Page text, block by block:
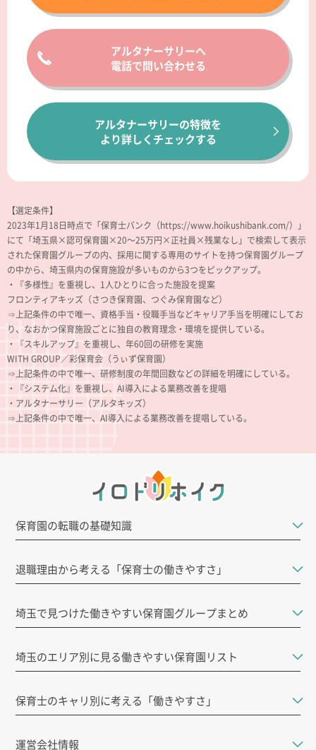
アルタナーサリーへ
電話で問い合わせる
アルタナーサリーの特徴を
より詳しくチェックする
【選定条件】
2023年1月18日時点で「保育士バンク（https://www.hoikushibank.com/）」
にて「埼玉県×認可保育園×20～25万円×正社員×残業なし」で検索して表示
された保育園グループの内、採用に関する専用のサイトを持つ保育園グループ
の中から、埼玉県内の保育施設が多いものから3つをピックアップ。
・『多様性』を重視し、1人ひとりに合った施設を提案
フロンティアキッズ（さつき保育園、つぐみ保育園など）
⇒上記条件の中で唯一、資格手当・役職手当などキャリア手当を明確にしてお
り、なおかつ保育施設ごとに独自の教育理念・環境を提供している。
・『スキルアップ』を重視し、年60回の研修を実施
WITH GROUP／彩保育会（うぃず保育園）
⇒上記条件の中で唯一、研修制度の年間回数などの詳細を明確にしている。
・『システム化』を重視し、AI導入による業務改善を提唱
・アルタナーサリー（アルタキッズ）
⇒上記条件の中で唯一、AI導入による業務改善を提唱している。
保育園の転職の基礎知識
退職理由から考える「保育士の働きやすさ」
埼玉で見つけた働きやすい保育園グループまとめ
埼玉のエリア別に見る働きやすい保育園リスト
保育士のキャリ別に考える「働きやすさ」
運営会社情報